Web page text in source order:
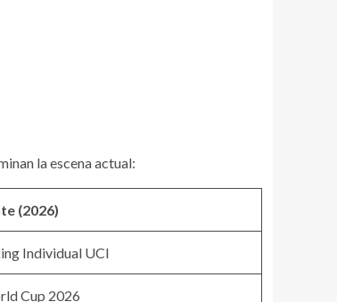
la escena actual:
(2026)
Individual UCI
Cup 2026